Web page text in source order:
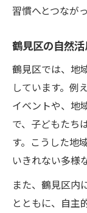
習慣へとつなが
鶴見区の自然
鶴見区では、地
しています。例
イベントや、地
で、子どもたち
す。こうした地
いきれない多様
また、鶴見区内
とともに、自主